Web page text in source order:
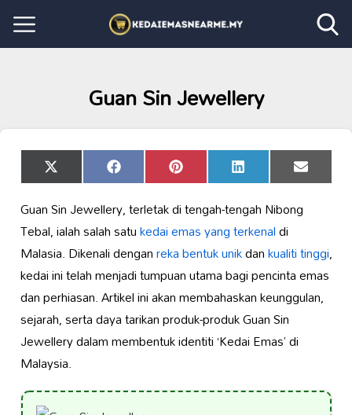
Guan Sin Jewellery
Share
on
X
(Twitter)
Share
on
Facebook Share
on
Pinterest Share
on
LinkedIn Share
on
Email
Guan Sin Jewellery, terletak di tengah-tengah Nibong
Tebal, ialah salah satukedai emas yang terkenaldi
Malasia. Dikenali denganreka bentuk unikdankualiti tinggi,
kedai ini telah menjadi tumpuan utama bagi pencinta emas
dan perhiasan. Artikel ini akan membahaskan keunggulan,
sejarah, serta daya tarikan produk-produk Guan Sin
Jewellery dalam membentuk identiti ‘Kedai Emas’ di
Malaysia.